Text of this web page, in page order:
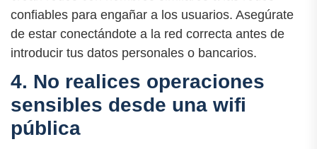
confiables para engañar a los usuarios. Asegúrate
de estar conectándote a la red correcta antes de
introducir tus datos personales o bancarios.
4. No realices operaciones
sensibles desde una wifi
pública